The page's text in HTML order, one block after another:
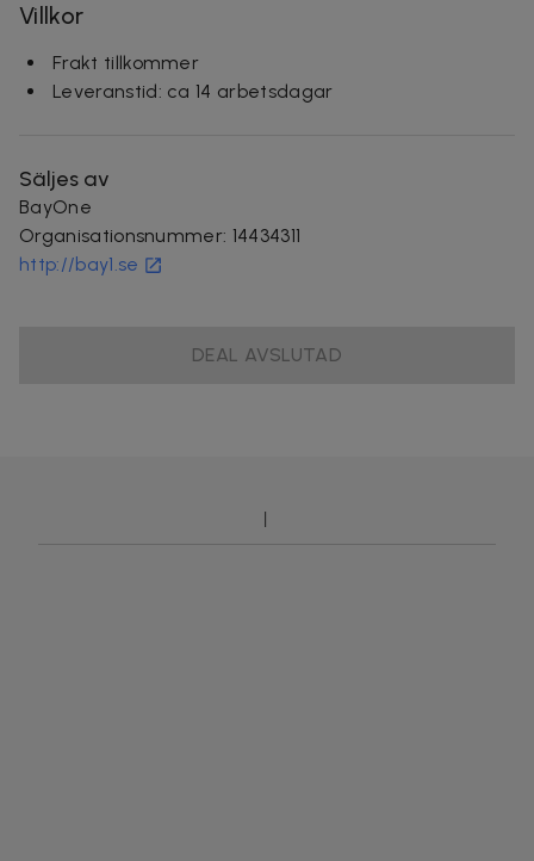
Villkor
Frakt tillkommer
Leveranstid: ca 14 arbetsdagar
Säljes av
BayOne
Organisationsnummer: 14434311
http://bay1.se
DEAL AVSLUTAD